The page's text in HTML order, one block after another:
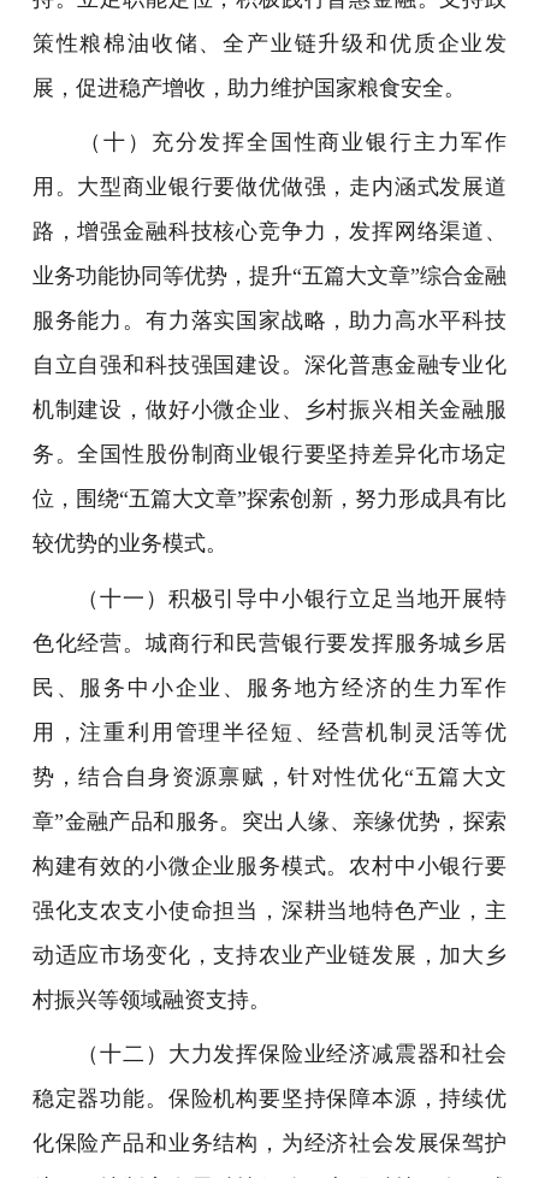
策性粮棉油收储、全产业链升级和优质企业发
展，促进稳产增收，助力维护国家粮食安全。
（十）充分发挥全国性商业银行主力军作
用。大型商业银行要做优做强，走内涵式发展道
路，增强金融科技核心竞争力，发挥网络渠道、
业务功能协同等优势，提升“五篇大文章”综合金融
服务能力。有力落实国家战略，助力高水平科技
自立自强和科技强国建设。深化普惠金融专业化
机制建设，做好小微企业、乡村振兴相关金融服
务。全国性股份制商业银行要坚持差异化市场定
位，围绕“五篇大文章”探索创新，努力形成具有比
较优势的业务模式。
（十一）积极引导中小银行立足当地开展特
色化经营。城商行和民营银行要发挥服务城乡居
民、服务中小企业、服务地方经济的生力军作
用，注重利用管理半径短、经营机制灵活等优
势，结合自身资源禀赋，针对性优化“五篇大文
章”金融产品和服务。突出人缘、亲缘优势，探索
构建有效的小微企业服务模式。农村中小银行要
强化支农支小使命担当，深耕当地特色产业，主
动适应市场变化，支持农业产业链发展，加大乡
村振兴等领域融资支持。
（十二）大力发挥保险业经济减震器和社会
稳定器功能。保险机构要坚持保障本源，持续优
化保险产品和业务结构，为经济社会发展保驾护